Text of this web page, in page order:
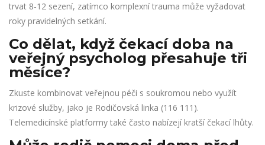
trvat 8‑12 sezení, zatímco komplexní trauma může vyžadovat
roky pravidelných setkání.
Co dělat, když čekací doba na
veřejný psycholog přesahuje tři
měsíce?
Zkuste kombinovat veřejnou péči s soukromou nebo využít
krizové služby, jako je Rodičovská linka (116 111).
Telemedicínské platformy také často nabízejí kratší čekací lhůty.